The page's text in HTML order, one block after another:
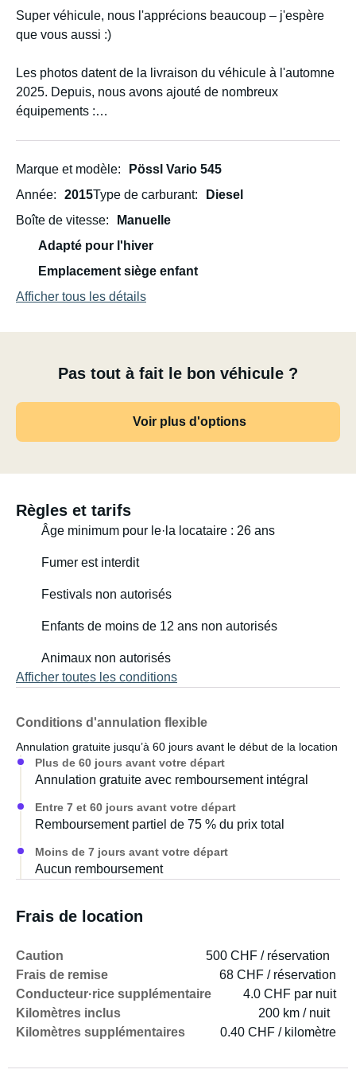
Super véhicule, nous l'apprécions beaucoup – j'espère
que vous aussi :)
Les photos datent de la livraison du véhicule à l'automne
2025. Depuis, nous avons ajouté de nombreux
équipements :
- Linge de lit (alèse + drap), sans couverture ni oreiller
- Table de camping et deux chaises
- Cales de mise à niveau, câble d'alimentation avec
À noter : le camping-car dispose d'un grand lit double (lit
superposé supérieur n'est pas adapté aux personnes
superposé inférieur peut accueillir confortablement un
adulte mesurant jusqu'à 1,80 m.
Marque et modèle
Pössl Vario 545
Année
2015Type de carburant
Diesel
Boîte de vitesse
Manuelle
Adapté pour l'hiver
Emplacement siège enfant
Afficher tous les détails
Pas tout à fait le bon véhicule ?
Voir plus d'options
Règles et tarifs
Âge minimum pour le·la locataire : 26 ans
Fumer est interdit
Festivals non autorisés
Enfants de moins de 12 ans non autorisés
Animaux non autorisés
Afficher toutes les conditions
Conditions d'annulation flexible
Annulation gratuite jusqu’à 60 jours avant le début de la location
Plus de 60 jours avant votre départ
Annulation gratuite avec remboursement intégral
Entre 7 et 60 jours avant votre départ
Remboursement partiel de 75 % du prix total
Moins de 7 jours avant votre départ
Aucun remboursement
Frais de location
Caution
500 CHF / réservation
Frais de remise
68 CHF / réservation
Conducteur·rice supplémentaire
4.0 CHF par nuit
Kilomètres inclus
200 km / nuit
Kilomètres supplémentaires
0.40 CHF / kilomètre